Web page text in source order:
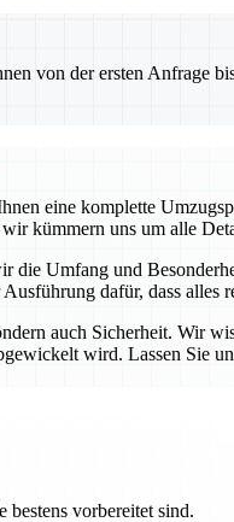
von der ersten Anfrage
eine komplette
kümmern uns um alle
Umfang und
dafür, dass
auch Sicherheit. Wir
wird. Lassen Sie
vorbereitet sind.